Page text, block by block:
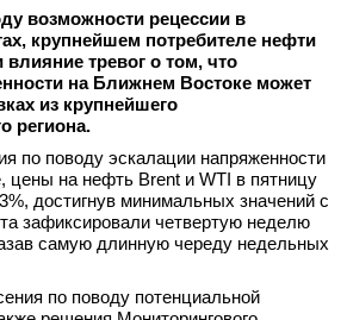
возможности рецессии в
крупнейшем потребителе нефти
тревог о том, что
на Ближнем Востоке может
из крупнейшего
региона.
по поводу эскалации напряженности
цены на нефть Brent и WTI в пятницу
достигнув минимальных значений с
зафиксировали четвертую неделю
самую длинную череду недельных
по поводу потенциальной